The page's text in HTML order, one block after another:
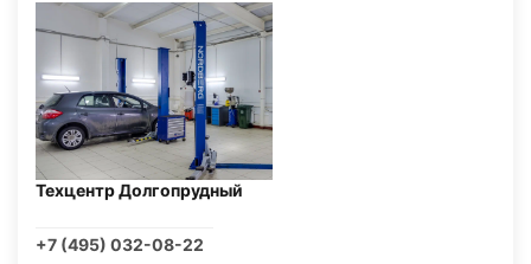
Техцентр Долгопрудный
+7 (495) 032-08-22